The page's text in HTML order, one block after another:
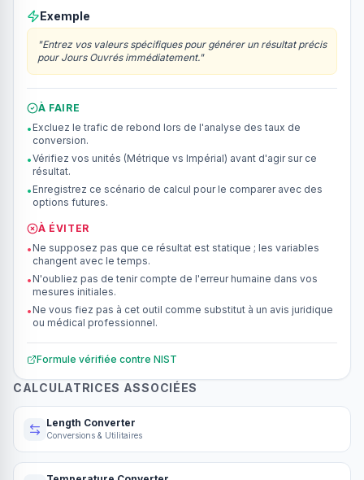
Exemple
"Entrez vos valeurs spécifiques pour générer un résultat précis
pour Jours Ouvrés immédiatement."
À FAIRE
• Excluez le trafic de rebond lors de l'analyse des taux de
conversion.
•Vérifiez vos unités (Métrique vs Impérial) avant d'agir sur ce
résultat.
• Enregistrez ce scénario de calcul pour le comparer avec des
options futures.
À ÉVITER
• Ne supposez pas que ce résultat est statique ; les variables
changent avec le temps.
• N'oubliez pas de tenir compte de l'erreur humaine dans vos
mesures initiales.
• Ne vous fiez pas à cet outil comme substitut à un avis juridique
ou médical professionnel.
Formule vérifiée contre NIST
CALCULATRICES ASSOCIÉES
Length Converter
Conversions & Utilitaires